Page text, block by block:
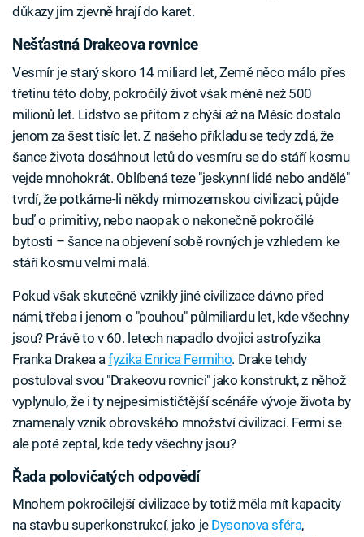
důkazy jim zjevně hrají do karet.
Nešťastná Drakeova rovnice
Vesmír je starý skoro 14 miliard let, Země něco málo přes
třetinu této doby, pokročilý život však méně než 500
milionů let. Lidstvo se přitom z chýší až na Měsíc dostalo
jenom za šest tisíc let. Z našeho příkladu se tedy zdá, že
šance života dosáhnout letů do vesmíru se do stáří kosmu
vejde mnohokrát. Oblíbená teze "jeskynní lidé nebo andělé"
tvrdí, že potkáme-li někdy mimozemskou civilizaci, půjde
buď o primitivy, nebo naopak o nekonečně pokročilé
bytosti – šance na objevení sobě rovných je vzhledem ke
stáří kosmu velmi malá.
Pokud však skutečně vznikly jiné civilizace dávno před
námi, třeba i jenom o "pouhou" půlmiliardu let, kde všechny
jsou? Právě to v 60. letech napadlo dvojici astrofyzika
Franka Drakea afyzika Enrica Fermiho. Drake tehdy
postuloval svou "Drakeovu rovnici" jako konstrukt, z něhož
vyplynulo, že i ty nejpesimističtější scénáře vývoje života by
znamenaly vznik obrovského množství civilizací. Fermi se
ale poté zeptal, kde tedy všechny jsou?
Řada polovičatých odpovědí
Mnohem pokročilejší civilizace by totiž měla mít kapacity
na stavbu superkonstrukcí, jako je Dysonova sféra,